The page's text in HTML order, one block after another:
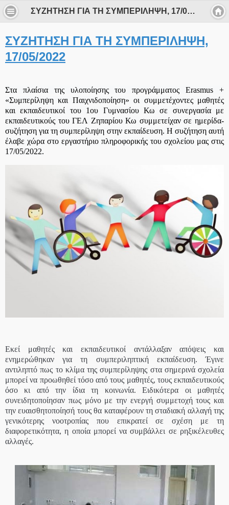
ΣΥΖΗΤΗΣΗ ΓΙΑ ΤΗ ΣΥΜΠΕΡΙΛΗΨΗ, 17/05/2022
ΣΥΖΗΤΗΣΗ ΓΙΑ ΤΗ ΣΥΜΠΕΡΙΛΗΨΗ,
17/05/2022
Στα πλαίσια της υλοποίησης του προγράμματοςErasmus +
«Συμπερίληψη και Παιχνιδοποίηση» οι συμμετέχοντες μαθητές
και εκπαιδευτικοί του 1ου Γυμνασίου Κω σε συνεργασία με
εκπαιδευτικούς του ΓΕΛ Ζηπαρίου Κω συμμετείχαν σε ημερίδα-
συζήτηση για τη συμπερίληψη στην εκπαίδευση. Η συζήτηση αυτή
έλαβε χώρα στο εργαστήριο πληροφορικής του σχολείου μας στις
17/05/2022.
Εκεί μαθητές και εκπαιδευτικοί αντάλλαξαν απόψεις και
ενημερώθηκαν για τη συμπεριληπτική εκπαίδευση. Έγινε
αντιληπτό πως το κλίμα της συμπερίληψης στα σημερινά σχολεία
μπορεί να προωθηθεί τόσο από τους μαθητές, τους εκπαιδευτικούς
όσο κι από την ίδια τη κοινωνία. Ειδικότερα οι μαθητές
συνειδητοποίησαν πως μόνο με την ενεργή συμμετοχή τους και
την ευαισθητοποίησή τους θα καταφέρουν τη σταδιακή αλλαγή της
γενικότερης νοοτροπίας που επικρατεί σε σχέση με τη
διαφορετικότητα, η οποία μπορεί να συμβάλλει σε ρηξικέλευθες
αλλαγές.